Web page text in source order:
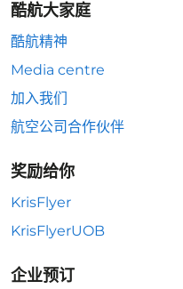
酷航大家庭
酷航精神
Media centre
加入我们
航空公司合作伙伴
奖励给你
KrisFlyer
KrisFlyerUOB
企业预订